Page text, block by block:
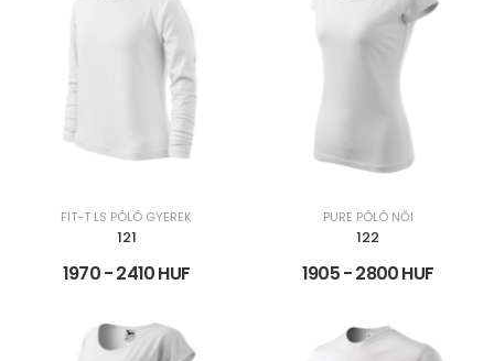
FIT-T LS PÓLÓ GYEREK
121
1970 - 2410 HUF
PURE PÓLÓ NŐI
122
1905 - 2800 HUF